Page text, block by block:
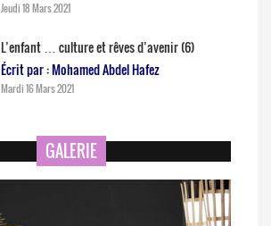
Jeudi 18 Mars 2021
L’enfant … culture et rêves d’avenir (6)
Écrit par : Mohamed Abdel Hafez
Mardi 16 Mars 2021
GALERIE